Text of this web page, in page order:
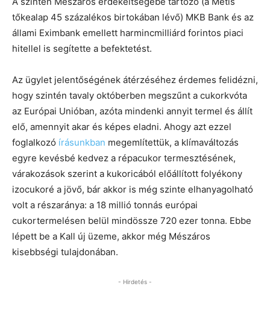
tőkealap 45 százalékos birtokában lévő) MKB Bank és az
állami Eximbank emellett harmincmilliárd forintos piaci
hitellel is segítette a befektetést.
Az ügylet jelentőségének átérzéséhez érdemes felidézni,
hogy szintén tavaly októberben megszűnt a cukorkvóta
az Európai Unióban, azóta mindenki annyit termel és állít
elő, amennyit akar és képes eladni. Ahogy azt ezzel
foglalkozó írásunkban megemlítettük, a klímaváltozás
egyre kevésbé kedvez a répacukor termesztésének,
várakozások szerint a kukoricából előállított folyékony
izocukoré a jövő, bár akkor is még szinte elhanyagolható
volt a részaránya: a 18 millió tonnás európai
cukortermelésen belül mindössze 720 ezer tonna. Ebbe
lépett be a Kall új üzeme, akkor még Mészáros
kisebbségi tulajdonában.
- Hirdetés -